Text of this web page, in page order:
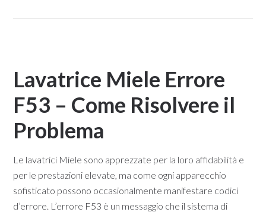
Lavatrice Miele Errore
F53 – Come Risolvere il
Problema​
Le lavatrici Miele sono apprezzate per la loro affidabilità e
per le prestazioni elevate, ma come ogni apparecchio
sofisticato possono occasionalmente manifestare codici
d’errore. L’errore F53 è un messaggio che il sistema di